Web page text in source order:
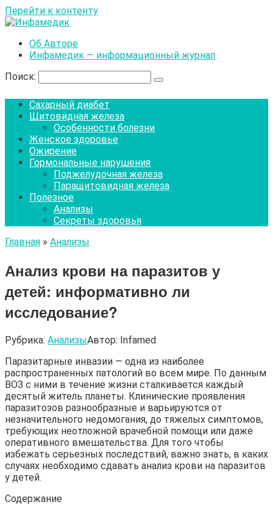
Перейти к контенту
Об Авторе
Инфамедик — информационный журнал
Поиск:
Сахарный диабет
Щитовидная железа
Особенности болезни
Женское здоровье
Ожирение
Гормональные нарушения
Поджелудочная железа
Паращитовидная железа
Полезное
Анализы
Секреты здоровья
Главная » Анализы
Анализ крови на паразитов у
детей: информативно ли
исследование?
Рубрика: АнализыАвтор: Infamed
Паразитарные инвазии — одна из наиболее
распространенных патологий во всем мире. По данным
ВОЗ с ними в течение жизни сталкивается каждый
десятый житель планеты. Клинические проявления
паразитозов разнообразные и варьируются от
незначительного недомогания, до тяжелых симптомов,
требующих неотложной врачебной помощи или даже
оперативного вмешательства. Для того чтобы
избежать серьезных последствий, важно знать, в каких
случаях необходимо сдавать анализ крови на паразитов
у детей.
Содержание